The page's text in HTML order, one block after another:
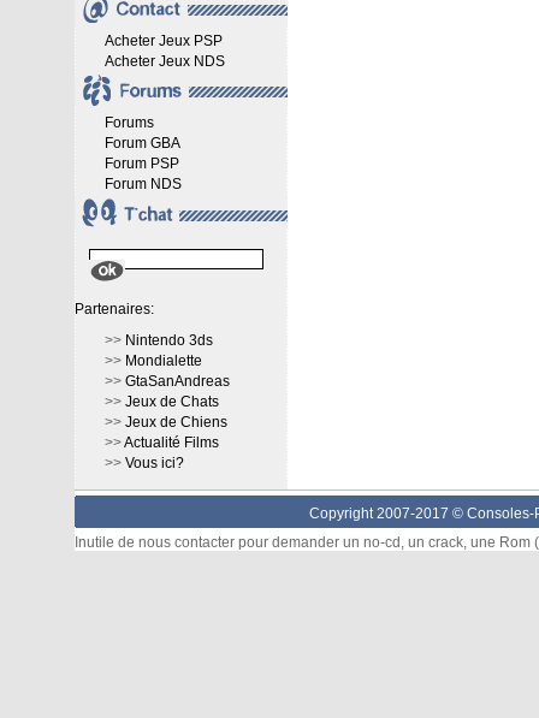
Acheter Jeux PSP
Acheter Jeux NDS
Forums
Forum GBA
Forum PSP
Forum NDS
Partenaires:
>> Nintendo 3ds
>> Mondialette
>> GtaSanAndreas
>> Jeux de Chats
>> Jeux de Chiens
>>Actualité Films
>> Vous ici?
Copyright 2007-2017 © Consoles-
Inutile de nous contacter pour demander un no-cd, un crack, une